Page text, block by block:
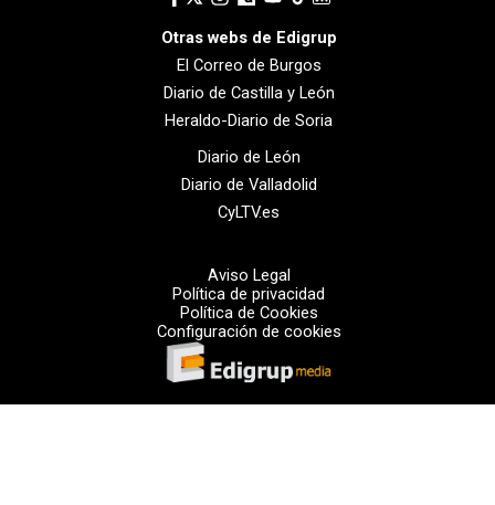
Otras webs de Edigrup
El Correo de Burgos
Diario de Castilla y León
Heraldo-Diario de Soria
Diario de León
Diario de Valladolid
CyLTV.es
Aviso Legal
Política de privacidad
Política de Cookies
Configuración de cookies